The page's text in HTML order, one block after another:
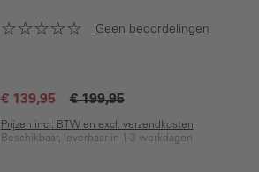
Geen beoordelingen
€ 139,95 € 199,95
Prijzen incl. BTW en excl. verzendkosten
Beschikbaar, leverbaar in 1-3 werkdagen